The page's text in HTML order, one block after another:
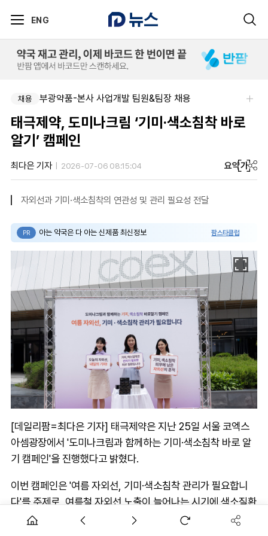
ENG
채용 부광약품-본사 사업개발 팀원&팀장 채용
태극제약, 도미나크림 ‘기미·색소침착 바로
알기’ 캠페인
최다은 기자 2026-07-06 08:15:04 요약가
자외선과 기미·색소침착의 연관성 및 관리 필요성 전달
PR 아는 약국은 다 아는 신제품 최신정보 팜스타클럽
[데일리팜=최다은 기자] 태극제약은 지난 25일 서울 코엑스
아셈광장에서 '도미나크림과 함께하는 기미·색소침착 바로 알
기 캠페인'을 진행했다고 밝혔다.
이번 캠페인은 '여름 자외선, 기미·색소침착 관리가 필요합니
다'를 주제로, 여름철 자외선 노출이 늘어나는 시기에 색소질환
관리의 중요성과 올바른 정보를 알리기 위해 마련됐다.